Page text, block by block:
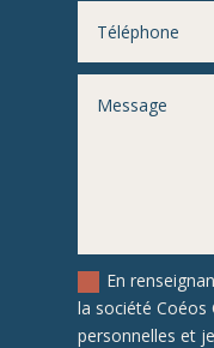
En
la société Coéos
personnelles et